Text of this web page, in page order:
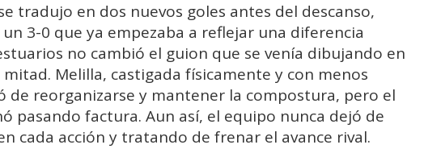
tradujo en dos nuevos goles antes del descanso,
3-0 que ya empezaba a reflejar una diferencia
no cambió el guion que se venía dibujando en
Melilla, castigada físicamente y con menos
de reorganizarse y mantener la compostura, pero el
pasando factura. Aun así, el equipo nunca dejó de
cada acción y tratando de frenar el avance rival.